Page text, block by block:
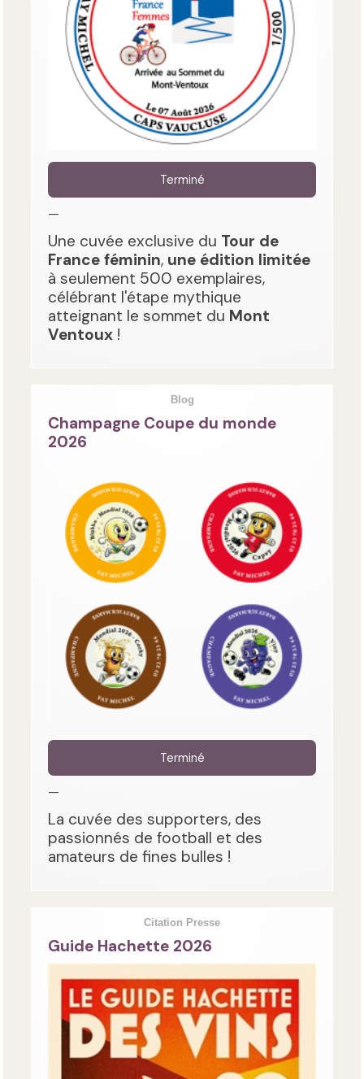
Terminé
—
Une cuvée exclusive du Tour de
France féminin, une édition limitée
à seulement 500 exemplaires,
célébrant l'étape mythique
atteignant le sommet du Mont
Ventoux !
Blog
Champagne Coupe du monde
2026
Terminé
—
La cuvée des supporters, des
passionnés de football et des
amateurs de fines bulles !
Citation Presse
Guide Hachette 2026